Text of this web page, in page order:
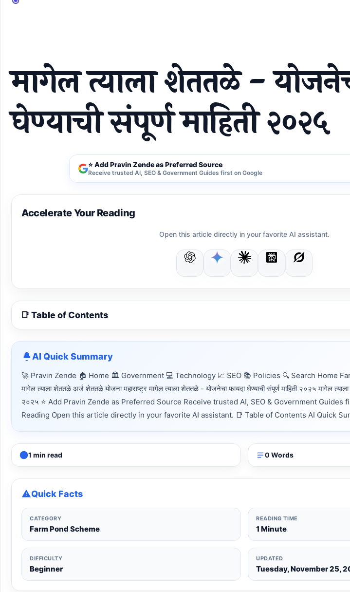
मागेल त्याला शेततळे -
घेण्याची संपूर्ण माहिती २०२५
⭐ Add Pravin Zende as Preferred Source
Receive trusted AI, SEO & Government Guides first on Google
Accelerate Your Reading
Open this article directly in your favorite AI assistant.
📑 Table of Contents
AI Quick Summary
🚀 Pravin Zende 🏠 Home 🏛 Government 💻 Technology 📈 SEO 📚 Policies 🔍 Search Home
मागेल त्याला शेततळे अर्ज शेततळे योजना महाराष्ट्र मागेल त्याला शेततळे - योजनेचा फायदा घेण्याची संपूर्ण माहिती २०२५ मागेल
२०२५ ⭐ Add Pravin Zende as Preferred Source Receive trusted AI, SEO & Government
Reading Open this article directly in your favorite AI assistant. 📑 Table of Contents AI Quick
1 min read 0 Words
Quick Facts
CATEGORY
Farm Pond Scheme
READING TIME
1 Minute
DIFFICULTY
Beginner
UPDATED
Tuesday, November 25,